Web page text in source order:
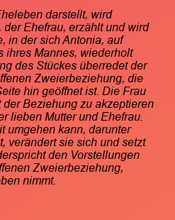
darstellt, wird
Ehefrau, erzählt und wird
in der sich Antonia, auf
ihres Mannes, wiederholt
des Stückes überredet der
Zweierbeziehung, die
hin geöffnet ist. Die Frau
Beziehung zu akzeptieren
lieben Mutter und Ehefrau.
umgehen kann, darunter
verändert sie sich und setzt
den Vorstellungen
Zweierbeziehung,
nimmt.